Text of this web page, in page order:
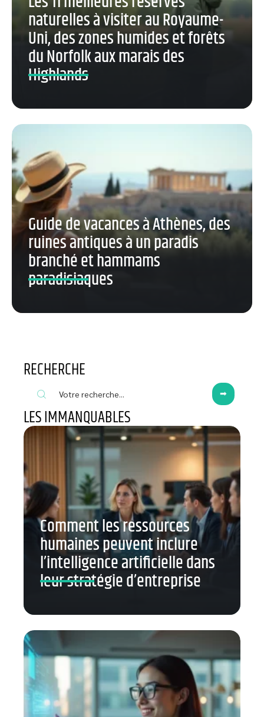
naturelles à visiter au Royaume-
Uni, des zones humides et forêts
du Norfolk aux marais des
Highlands
Guide de vacances à Athènes, des
ruines antiques à un paradis
branché et hammams
paradisiaques
RECHERCHE
LES IMMANQUABLES
Comment les ressources
humaines peuvent inclure
l’intelligence artificielle dans
leur stratégie d’entreprise